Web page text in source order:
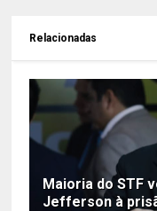
Relacionadas
Maioria do STF
Jefferson à